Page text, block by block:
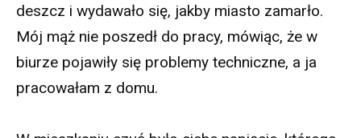
deszcz i wydawało się, jakby miasto zamarło.
Mój mąż nie poszedł do pracy, mówiąc, że w
biurze pojawiły się problemy techniczne, a ja
pracowałam z domu.